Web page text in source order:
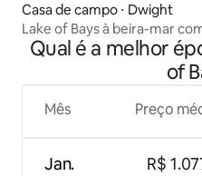
Casa de campo ⋅ Dwight
Lake of Bays à beira-mar
caiaques, ar-condicionado
Qual é a melhor
of
Mês
Jan.
Preço
R$